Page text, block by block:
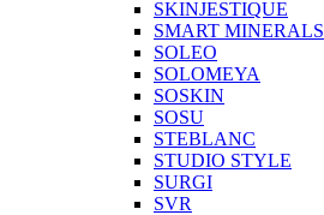
SKINJESTIQUE
SMART MINERALS
SOLEO
SOLOMEYA
SOSKIN
SOSU
STEBLANC
STUDIO STYLE
SURGI
SVR